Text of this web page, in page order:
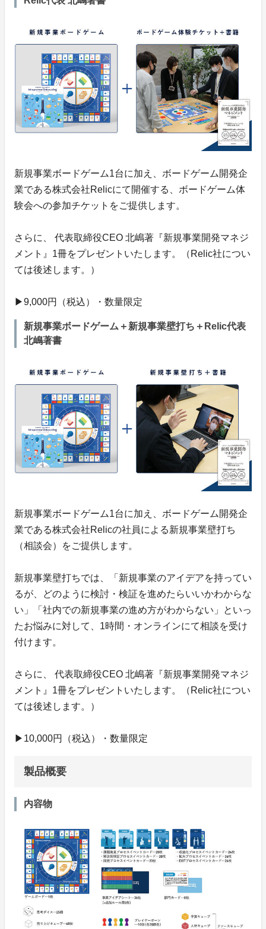
新規事業ボードゲーム1台に加え、ボードゲーム開発企
業である株式会社Relicにて開催する、ボードゲーム体
験会への参加チケットをご提供します。
さらに、 代表取締役CEO 北嶋著『新規事業開発マネジ
メント』1冊をプレゼントいたします。（Relic社につい
ては後述します。）
▶︎9,000円（税込）・数量限定
新規事業ボードゲーム＋新規事業壁打ち＋Relic代表
北嶋著書
新規事業ボードゲーム1台に加え、ボードゲーム開発企
業である株式会社Relicの社員による新規事業壁打ち
（相談会）をご提供します。
新規事業壁打ちでは、「新規事業のアイデアを持ってい
るが、どのように検討・検証を進めたらいいかわからな
い」「社内での新規事業の進め方がわからない」といっ
たお悩みに対して、1時間・オンラインにて相談を受け
付けます。
さらに、 代表取締役CEO 北嶋著『新規事業開発マネジ
メント』1冊をプレゼントいたします。（Relic社につい
ては後述します。）
▶︎10,000円（税込）・数量限定
製品概要
内容物